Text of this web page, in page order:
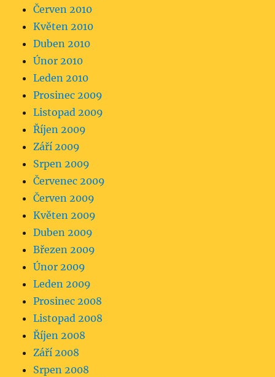
Červen 2010
Květen 2010
Duben 2010
Únor 2010
Leden 2010
Prosinec 2009
Listopad 2009
Říjen 2009
Září 2009
Srpen 2009
Červenec 2009
Červen 2009
Květen 2009
Duben 2009
Březen 2009
Únor 2009
Leden 2009
Prosinec 2008
Listopad 2008
Říjen 2008
Září 2008
Srpen 2008